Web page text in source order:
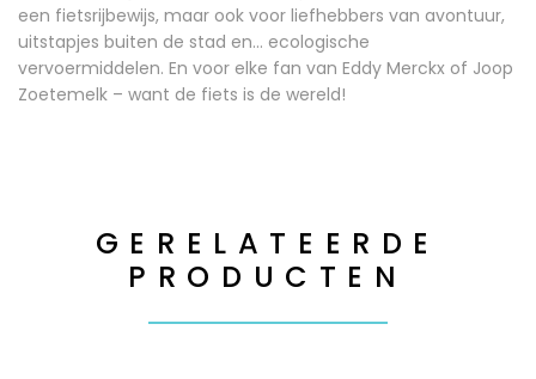
een fietsrijbewijs, maar ook voor liefhebbers van avontuur,
uitstapjes buiten de stad en… ecologische
vervoermiddelen. En voor elke fan van Eddy Merckx of Joop
Zoetemelk – want de fiets is de wereld!
GERELATEERDE
PRODUCTEN